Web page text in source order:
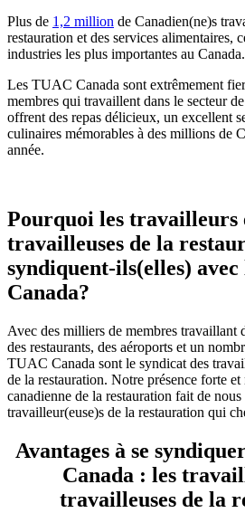
Plus de 1,2 million de Canadien(ne)s
restauration et des services alimentaires,
industries les plus importantes au Canada.
Les TUAC Canada sont extrêmement
membres qui travaillent dans le secteur
offrent des repas délicieux, un excellent
culinaires mémorables à des millions de
année.
Pourquoi les travailleurs
travailleuses de la
syndiquent-ils(elles)
Canada?
Avec des milliers de membres travaillant
des restaurants, des aéroports et un
TUAC Canada sont le syndicat des
de la restauration. Notre présence forte
canadienne de la restauration fait de
travailleur(euse)s de la restauration qui
Avantages à se
Canada : les
travailleuses de la